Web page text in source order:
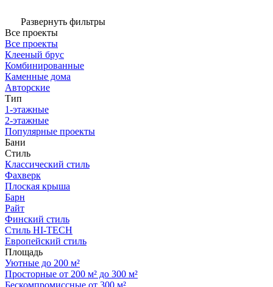
Развернуть фильтры
Все проекты
Все проекты
Клееный брус
Комбинированные
Каменные дома
Авторские
Тип
1-этажные
2-этажные
Популярные проекты
Бани
Стиль
Классический стиль
Фахверк
Плоская крыша
Барн
Райт
Финский стиль
Стиль HI-TECH
Европейский стиль
Площадь
Уютные до 200 м²
Просторные от 200 м² до 300 м²